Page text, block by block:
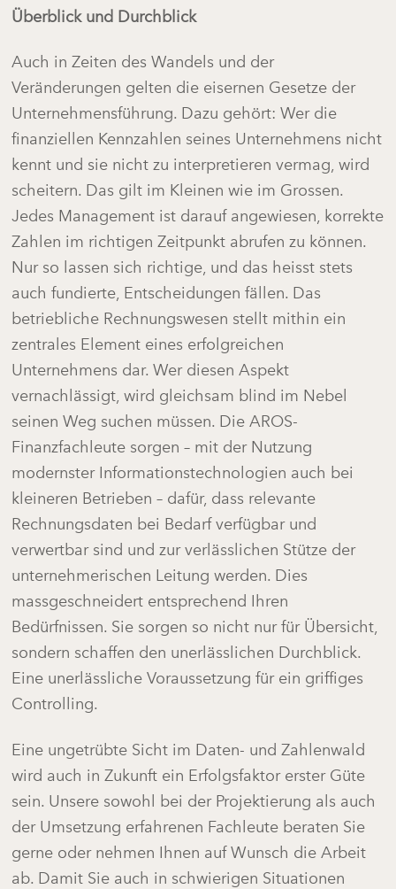
Überblick und Durchblick
Auch in Zeiten des Wandels und der
Veränderungen gelten die eisernen Gesetze der
Unternehmensführung. Dazu gehört: Wer die
finanziellen Kennzahlen seines Unternehmens nicht
kennt und sie nicht zu interpretieren vermag, wird
scheitern. Das gilt im Kleinen wie im Grossen.
Jedes Management ist darauf angewiesen, korrekte
Zahlen im richtigen Zeitpunkt abrufen zu können.
Nur so lassen sich richtige, und das heisst stets
auch fundierte, Entscheidungen fällen. Das
betriebliche Rechnungswesen stellt mithin ein
zentrales Element eines erfolgreichen
Unternehmens dar. Wer diesen Aspekt
vernachlässigt, wird gleichsam blind im Nebel
seinen Weg suchen müssen. Die AROS-
Finanzfachleute sorgen – mit der Nutzung
modernster Informationstechnologien auch bei
kleineren Betrieben – dafür, dass relevante
Rechnungsdaten bei Bedarf verfügbar und
verwertbar sind und zur verlässlichen Stütze der
unternehmerischen Leitung werden. Dies
massgeschneidert entsprechend Ihren
Bedürfnissen. Sie sorgen so nicht nur für Übersicht,
sondern schaffen den unerlässlichen Durchblick.
Eine unerlässliche Voraussetzung für ein griffiges
Controlling.
Eine ungetrübte Sicht im Daten- und Zahlenwald
wird auch in Zukunft ein Erfolgsfaktor erster Güte
sein. Unsere sowohl bei der Projektierung als auch
der Umsetzung erfahrenen Fachleute beraten Sie
gerne oder nehmen Ihnen auf Wunsch die Arbeit
ab. Damit Sie auch in schwierigen Situationen